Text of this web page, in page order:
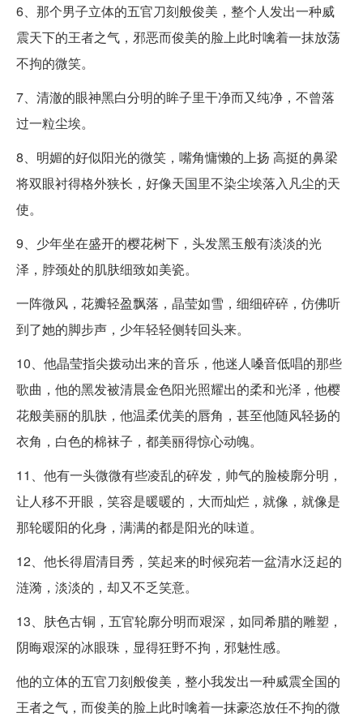
6、那个男子立体的五官刀刻般俊美，整个人发出一种威
震天下的王者之气，邪恶而俊美的脸上此时噙着一抹放荡
不拘的微笑。
7、清澈的眼神黑白分明的眸子里干净而又纯净，不曾落
过一粒尘埃。
8、明媚的好似阳光的微笑，嘴角慵懒的上扬 高挺的鼻梁
将双眼衬得格外狭长，好像天国里不染尘埃落入凡尘的天
使。
9、少年坐在盛开的樱花树下，头发黑玉般有淡淡的光
泽，脖颈处的肌肤细致如美瓷。
一阵微风，花瓣轻盈飘落，晶莹如雪，细细碎碎，仿佛听
到了她的脚步声，少年轻轻侧转回头来。
10、他晶莹指尖拨动出来的音乐，他迷人嗓音低唱的那些
歌曲，他的黑发被清晨金色阳光照耀出的柔和光泽，他樱
花般美丽的肌肤，他温柔优美的唇角，甚至他随风轻扬的
衣角，白色的棉袜子，都美丽得惊心动魄。
11、他有一头微微有些凌乱的碎发，帅气的脸棱廓分明，
让人移不开眼，笑容是暖暖的，大而灿烂，就像，就像是
那轮暖阳的化身，满满的都是阳光的味道。
12、他长得眉清目秀，笑起来的时候宛若一盆清水泛起的
涟漪，淡淡的，却又不乏笑意。
13、肤色古铜，五官轮廓分明而艰深，如同希腊的雕塑，
阴晦艰深的冰眼珠，显得狂野不拘，邪魅性感。
他的立体的五官刀刻般俊美，整小我发出一种威震全国的
王者之气，而俊美的脸上此时噙着一抹豪恣放任不拘的微